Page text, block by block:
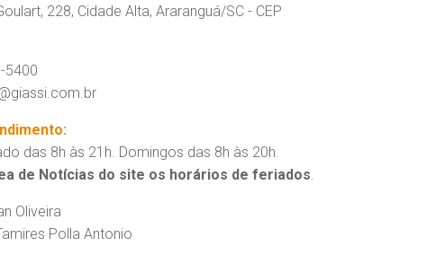
228, Cidade Alta, Araranguá/SC - CEP
5400
das 8h às 21h. Domingos das 8h às 20h.
de Notícias do site os horários de feriados.
Oliveira
Polla Antonio